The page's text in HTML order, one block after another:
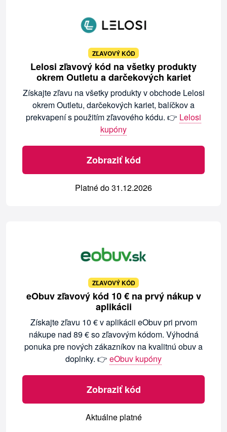
ZĽAVOVÝ KÓD
Lelosi zľavový kód na všetky produkty
okrem Outletu a darčekových kariet
Získajte zľavu na všetky produkty v obchode Lelosi
okrem Outletu, darčekových kariet, balíčkov a
prekvapení s použitím zľavového kódu. 👉 Lelosi
kupóny
Zobraziť kód
Platné do 31.12.2026
ZĽAVOVÝ KÓD
eObuv zľavový kód 10 € na prvý nákup v
aplikácii
Získajte zľavu 10 € v aplikácii eObuv pri prvom
nákupe nad 89 € so zľavovým kódom. Výhodná
ponuka pre nových zákazníkov na kvalitnú obuv a
doplnky. 👉 eObuv kupóny
Zobraziť kód
Aktuálne platné